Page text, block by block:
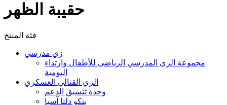
حقيبة الظهر
فئة المنتج
زي مدرسي
مجموعة الزي المدرسي الرياضي للأطفال وارتداء
اليومية
الزي القتالي العسكري
وحدة تنسيق الدعم
بنكو دلتا آسيا